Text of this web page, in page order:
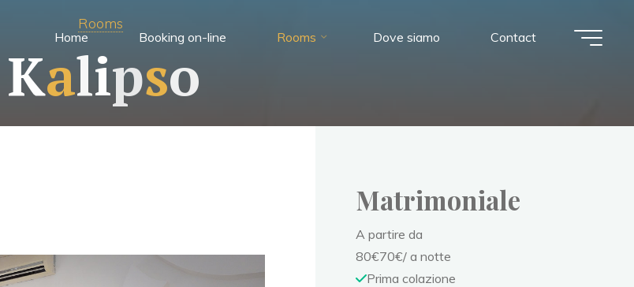
Home Booking on-line Rooms Dove siamo Contact
Rooms
Kalipso
Matrimoniale
A partire da
80€70€/ a notte
Prima colazione